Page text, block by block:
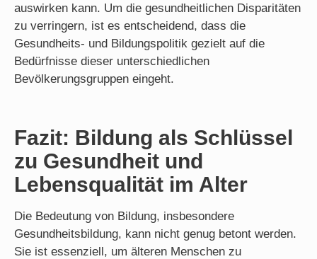
auswirken kann. Um die gesundheitlichen Disparitäten
zu verringern, ist es entscheidend, dass die
Gesundheits- und Bildungspolitik gezielt auf die
Bedürfnisse dieser unterschiedlichen
Bevölkerungsgruppen eingeht​.
Fazit: Bildung als Schlüssel
zu Gesundheit und
Lebensqualität im Alter
Die Bedeutung von Bildung, insbesondere
Gesundheitsbildung, kann nicht genug betont werden.
Sie ist essenziell, um älteren Menschen zu